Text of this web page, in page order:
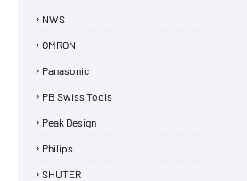
NWS
OMRON
Panasonic
PB Swiss Tools
Peak Design
Philips
SHUTER